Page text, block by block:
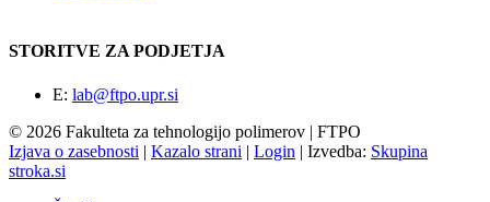
STORITVE ZA PODJETJA
E: lab@ftpo.upr.si
© 2026 Fakulteta za tehnologijo polimerov | FTPO
Izjava o zasebnosti | Kazalo strani | Login | Izvedba: Skupina
stroka.si